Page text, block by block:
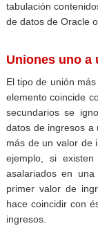
tabulación
de datos de Oracle
Uniones uno a
El tipo de unión
elemento coincide
secundarios se
datos de ingresos a
más de un valor de
ejemplo, si
asalariados en
primer valor de
hace coincidir con
ingresos.